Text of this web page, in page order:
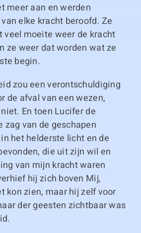
meer aan en werden
elke kracht beroofd. Ze
veel moeite weer de kracht
ze weer dat worden wat ze
begin.
zou een verontschuldiging
de afval van een wezen,
En toen Lucifer de
zag van de geschapen
het helderste licht en de
die uit zijn wil en
van mijn kracht waren
hij zich boven Mij,
kon zien, maar hij zelf voor
der geesten zichtbaar was